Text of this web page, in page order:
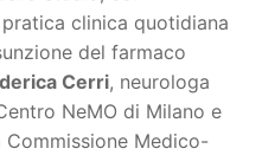
clinica quotidiana
del farmaco
Cerri, neurologa
NeMO di Milano e
Commissione Medico-